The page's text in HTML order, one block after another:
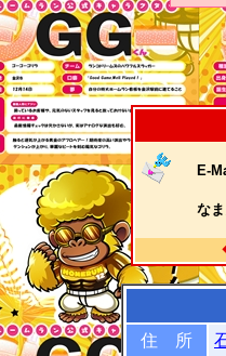
E-
なま
住 所